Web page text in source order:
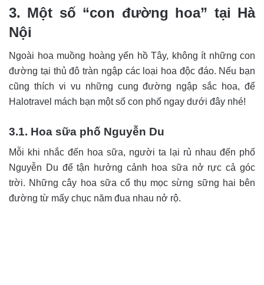
3. Một số “con đường hoa” tại Hà
Nội
Ngoài hoa muồng hoàng yến hồ Tây, không ít những con
đường tại thủ đô tràn ngập các loại hoa độc đáo. Nếu bạn
cũng thích vi vu những cung đường ngập sắc hoa, để
Halotravel mách bạn một số con phố ngay dưới đây nhé!
3.1. Hoa sữa phố Nguyễn Du
Mỗi khi nhắc đến hoa sữa, người ta lại rủ nhau đến phố
Nguyễn Du để tận hưởng cảnh hoa sữa nở rực cả góc
trời. Những cây hoa sữa cổ thụ mọc sừng sững hai bên
đường từ mấy chục năm đua nhau nở rộ.